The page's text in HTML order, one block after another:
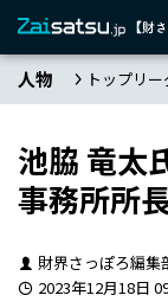
人物 トップリー
池脇 竜太
事務所所長
財界さっぽろ編集
2023年12月18日